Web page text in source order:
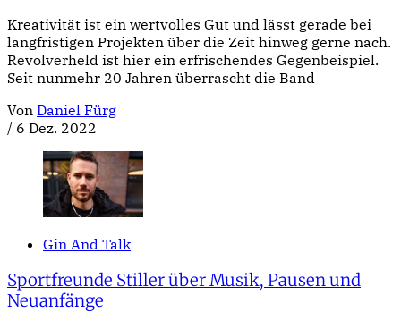
Kreativität ist ein wertvolles Gut und lässt gerade bei
langfristigen Projekten über die Zeit hinweg gerne nach.
Revolverheld ist hier ein erfrischendes Gegenbeispiel.
Seit nunmehr 20 Jahren überrascht die Band
Von Daniel Fürg
/ 6 Dez. 2022
Gin And Talk
Sportfreunde Stiller über Musik, Pausen und
Neuanfänge